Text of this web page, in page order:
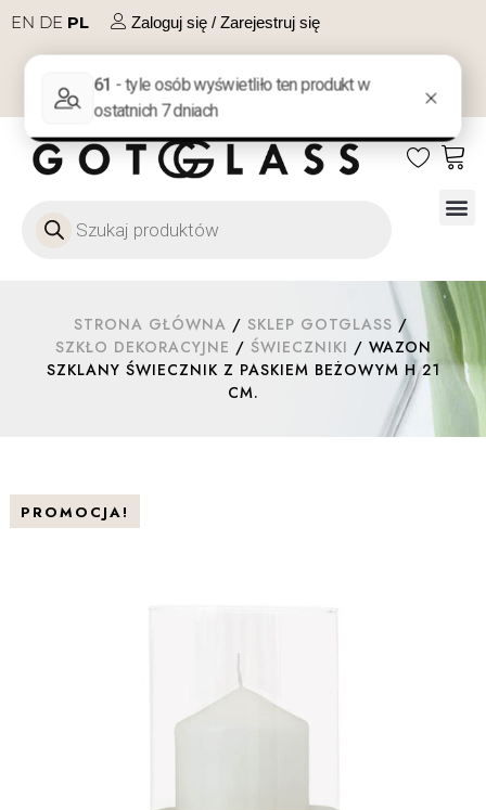
EN DE PL Zaloguj się / Zarejestruj się
NA PREZENT KONTAKT
STRONA GŁÓWNA / SKLEP GOTGLASS /
SZKŁO DEKORACYJNE / ŚWIECZNIKI / WAZON
SZKLANY ŚWIECZNIK Z PASKIEM BEŻOWYM H 21
CM.
PROMOCJA!